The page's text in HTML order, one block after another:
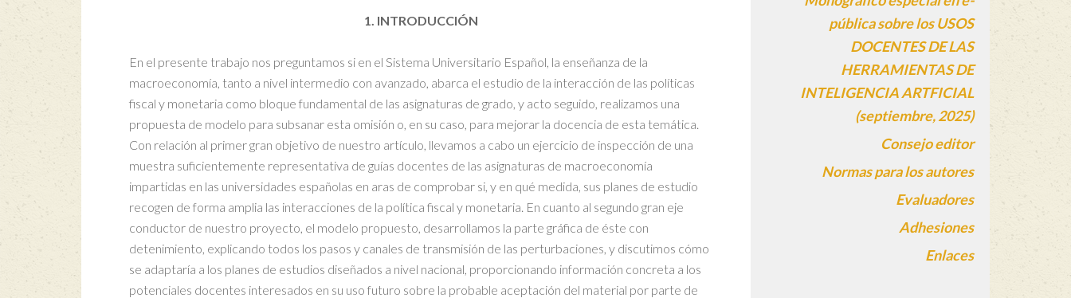
1. INTRODUCCIÓN
En el presente trabajo nos preguntamos si en el Sistema Universitario Español, la enseñanza de la
macroeconomía, tanto a nivel intermedio con avanzado, abarca el estudio de la interacción de las políticas
fiscal y monetaria como bloque fundamental de las asignaturas de grado, y acto seguido, realizamos una
propuesta de modelo para subsanar esta omisión o, en su caso, para mejorar la docencia de esta temática.
Con relación al primer gran objetivo de nuestro artículo, llevamos a cabo un ejercicio de inspección de una
muestra suficientemente representativa de guías docentes de las asignaturas de macroeconomía
impartidas en las universidades españolas en aras de comprobar si, y en qué medida, sus planes de estudio
recogen de forma amplia las interacciones de la política fiscal y monetaria. En cuanto al segundo gran eje
conductor de nuestro proyecto, el modelo propuesto, desarrollamos la parte gráfica de éste con
detenimiento, explicando todos los pasos y canales de transmisión de las perturbaciones, y discutimos cómo
se adaptaría a los planes de estudios diseñados a nivel nacional, proporcionando información concreta a los
potenciales docentes interesados en su uso futuro sobre la probable aceptación del material por parte de
pública sobre los USOS
DOCENTES DE LAS
HERRAMIENTAS DE
INTELIGENCIA ARTFICIAL
(septiembre, 2025)
Consejo editor
Normas para los autores
Evaluadores
Adhesiones
Enlaces